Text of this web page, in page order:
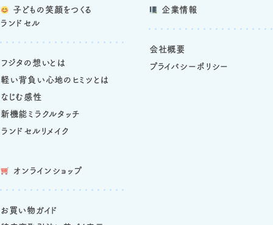
子どもの笑顔をつくる
ランドセル
フジタの想いとは
軽い背負い心地のヒミツとは
なじむ感性
新機能ミラクルタッチ
ランドセルリメイク
企業情報
会社概要
プライバシーポリシー
オンラインショップ
お買い物ガイド